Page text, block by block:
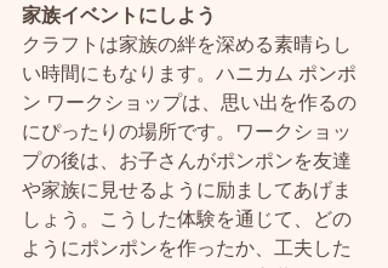
家族イベントにしよう
クラフトは家族の絆を深める素晴らし
い時間にもなります。ハニカム ポンポ
ン ワークショップは、思い出を作るの
にぴったりの場所です。ワークショッ
プの後は、お子さんがポンポンを友達
や家族に見せるように励ましてあげま
しょう。こうした体験を通じて、どの
ようにポンポンを作ったか、工夫した